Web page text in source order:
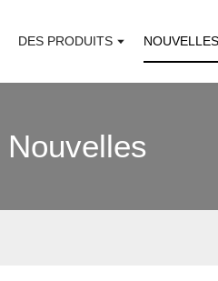
DES PRODUITS NOUVELLES
Nouvelles